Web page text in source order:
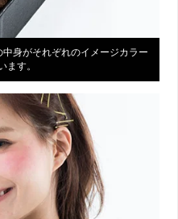
身がそれぞれのイメージカラー
ます。